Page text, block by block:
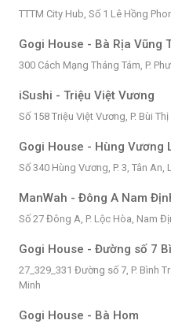
TTTM City Hub, Số 1 Lê Hồng
Gogi House - Bà Rịa Vũng
300 Cách Mạng Tháng Tám, P.
iSushi - Triệu Việt Vương
Số 158 Triệu Việt Vương, P. Bùi
Gogi House - Hùng Vương
Số 340 Hùng Vương, P. 3, Tân An,
ManWah - Đông A Nam
Số 27 Đông A, P. Lộc Hòa, Nam
Gogi House - Đường số 7
27_329_331 Đường số 7, P. Bình
Minh
Gogi House - Bà Hom